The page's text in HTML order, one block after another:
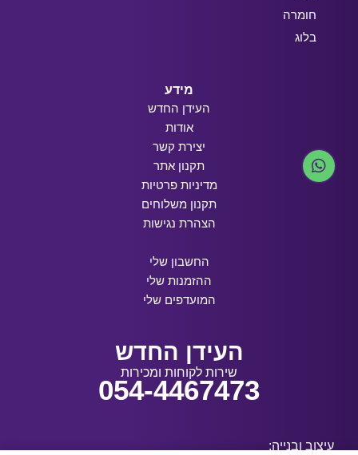
חומרה
בלוג
מידע
העידן החדש
אודות
יצירת קשר
תקנון אתר
מדיניות פרטיות
תקנון משלוחים
הצהרת נגישות
החשבון שלי
ההזמנות שלי
המועדפים שלי
העידן החדש
שירות לקוחות ומכירות
054-4467473
עיצוב ובנייה: